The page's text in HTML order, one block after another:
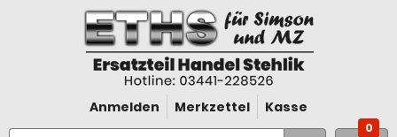
Anmelden Merkzettel Kasse
0